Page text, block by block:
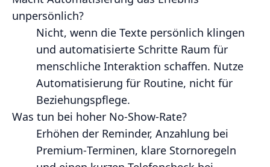
unpersönlich?
Nicht, wenn die Texte persönlich klingen
und automatisierte Schritte Raum für
menschliche Interaktion schaffen. Nutze
Automatisierung für Routine, nicht für
Beziehungspflege.
Was tun bei hoher No‑Show‑Rate?
Erhöhen der Reminder, Anzahlung bei
Premium‑Terminen, klare Stornoregeln